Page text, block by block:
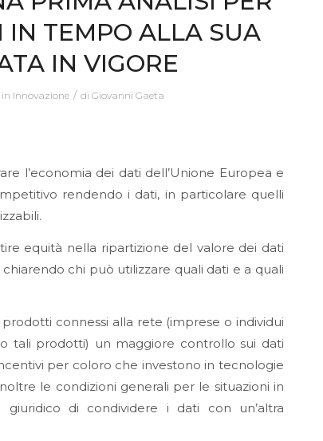
IN TEMPO ALLA SUA
IN VIGORE
in Innovazione / di Giovanni Gaeta
l’economia dei dati dell’Unione Europea e
rendendo i dati, in particolare quelli
equità nella ripartizione del valore dei dati
chi può utilizzare quali dati e a quali
connessi alla rete (imprese o individui
tali prodotti) un maggiore controllo sui dati
per coloro che investono in tecnologie
le condizioni generali per le situazioni in
giuridico di condividere i dati con un’altra